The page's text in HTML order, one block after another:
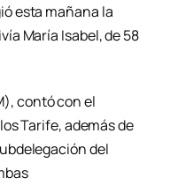
esta mañana la
María Isabel, de 58
contó con el
Tarife, además de
del